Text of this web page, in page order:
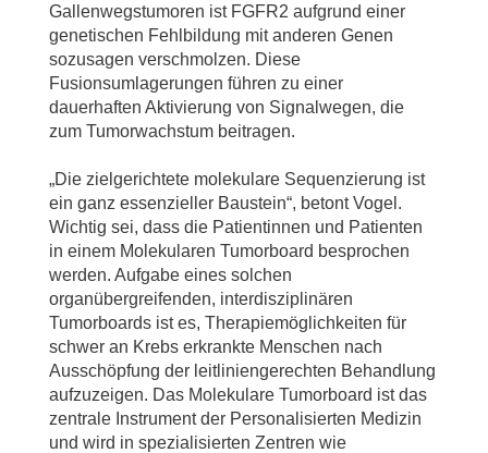
Gallenwegstumoren ist FGFR2 aufgrund einer
genetischen Fehlbildung mit anderen Genen
sozusagen verschmolzen. Diese
Fusionsumlagerungen führen zu einer
dauerhaften Aktivierung von Signalwegen, die
zum Tumorwachstum beitragen.
„Die zielgerichtete molekulare Sequenzierung ist
ein ganz essenzieller Baustein“, betont Vogel.
Wichtig sei, dass die Patientinnen und Patienten
in einem Molekularen Tumorboard besprochen
werden. Aufgabe eines solchen
organübergreifenden, interdisziplinären
Tumorboards ist es, Therapiemöglichkeiten für
schwer an Krebs erkrankte Menschen nach
Ausschöpfung der leitliniengerechten Behandlung
aufzuzeigen. Das Molekulare Tumorboard ist das
zentrale Instrument der Personalisierten Medizin
und wird in spezialisierten Zentren wie